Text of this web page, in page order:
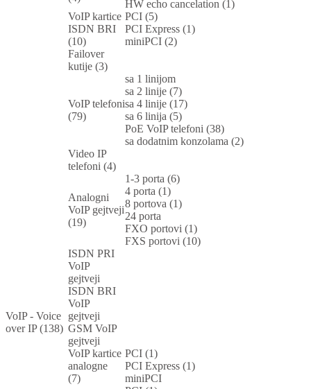
HW echo cancelation (1)
VoIP kartice
ISDN BRI
(10)
PCI (5)
PCI Express (1)
miniPCI (2)
Failover
kutije (3)
VoIP - Voice
over IP (138)
VoIP telefoni
(79)
sa 1 linijom
sa 2 linije (7)
sa 4 linije (17)
sa 6 linija (5)
PoE VoIP telefoni (38)
sa dodatnim konzolama (2)
Video IP
telefoni (4)
Analogni
VoIP gejtveji
(19)
1-3 porta (6)
4 porta (1)
8 portova (1)
24 porta
FXO portovi (1)
FXS portovi (10)
ISDN PRI
VoIP
gejtveji
ISDN BRI
VoIP
gejtveji
GSM VoIP
gejtveji
VoIP kartice
analogne
(7)
PCI (1)
PCI Express (1)
miniPCI